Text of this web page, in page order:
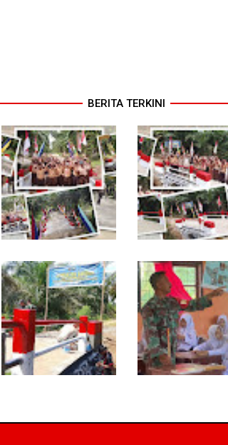
BERITA TERKINI
Tuntas Dibangun,
Jembatan Garuda
Perkuat Konektivitas
Teladan Baru–Kuala
Kepeng
TNI dan Warga
Tuntaskan
Garuda, Akses
Kian Terbuka
Dikebut, Kodim 0118
Tanah Air kepada